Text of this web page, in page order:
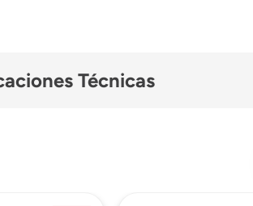
Técnicas